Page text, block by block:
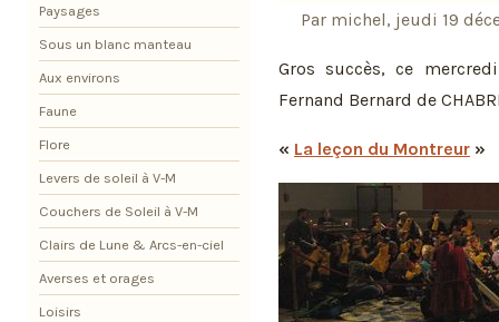
Par michel, jeudi 19
Gros succès, ce
Fernand Bernard de
« La leçon du Montreur »
Paysages
Sous un blanc manteau
Aux environs
Faune
Flore
Levers de soleil à V-M
Couchers de Soleil à V-M
Clairs de Lune & Arcs-en-ciel
Averses et orages
Loisirs